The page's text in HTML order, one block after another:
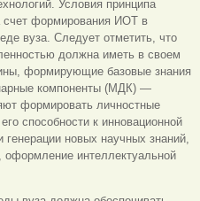
Условия принципа
счет формирования ИОТ в
вуза. Следует отметить, что
должна иметь в своем
формирующие базовые знания
компоненты (МДК) —
формировать личностные
способности к инновационной
новых научных знаний,
оформление интеллектуальной